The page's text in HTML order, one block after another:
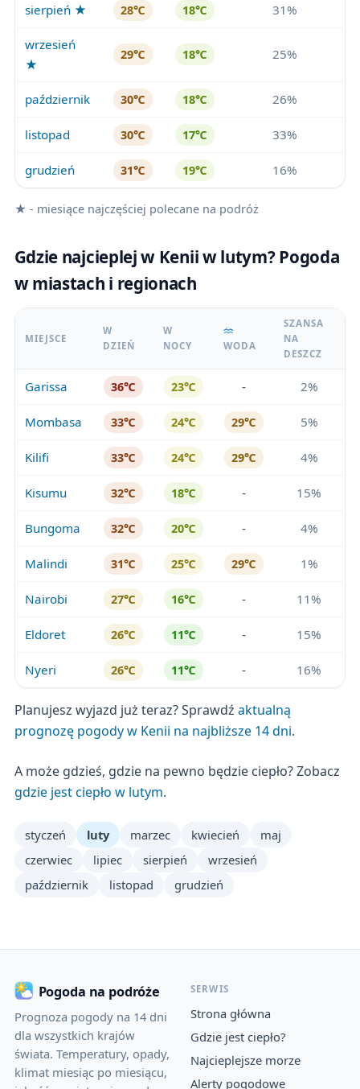
sierpień ★ 28℃ 18℃ 31%
wrzesień
★
29℃ 18℃ 25%
październik 30℃ 18℃ 26%
listopad 30℃ 17℃ 33%
grudzień 31℃ 19℃ 16%
★ - miesiące najczęściej polecane na podróż
Gdzie najcieplej w Kenii w lutym? Pogoda
w miastach i regionach
MIEJSCE
W
DZIEŃ
W
NOCY
WODA
SZANSA
NA
DESZCZ
Garissa 36℃ 23℃ - 2%
Mombasa 33℃ 24℃ 29℃ 5%
Kilifi 33℃ 24℃ 29℃ 4%
Kisumu 32℃ 18℃ - 15%
Bungoma 32℃ 20℃ - 4%
Malindi 31℃ 25℃ 29℃ 1%
Nairobi 27℃ 16℃ - 11%
Eldoret 26℃ 11℃ - 15%
Nyeri 26℃ 11℃ - 16%
Planujesz wyjazd już teraz? Sprawdź aktualną
prognozę pogody w Kenii na najbliższe 14 dni.
A może gdzieś, gdzie na pewno będzie ciepło? Zobacz
gdzie jest ciepło w lutym.
styczeń luty marzec kwiecień
maj
czerwiec
lipiec sierpień
wrzesień
październik
listopad grudzień
Pogoda na podróże
Prognoza pogody na 14 dni
dla wszystkich krajów
świata. Temperatury, opady,
klimat miesiąc po miesiącu,
SERWIS
Strona główna
Gdzie jest ciepło?
Najcieplejsze morze
Alerty pogodowe